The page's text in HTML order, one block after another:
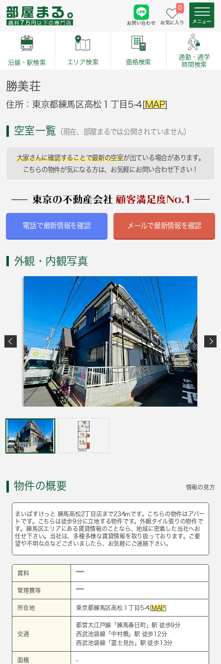
お問い合わせ
0
お気に入り
沿線・駅検索 エリア検索 価格検索
通勤・通学
時間検索
勝美荘
住所：東京都練馬区高松１丁目5-4[MAP]
空室一覧 （現在、部屋まるでは公開されていません）
大家さんに確認することで最新の空室が出ている場合があります。
こちらの物件が気になる方は、お気軽にお問い合わせ下さい！
電話で最新情報を確認 メールで最新情報を確認
外観・内観写真
物件の概要 情報の見方
まいばすけっと 練馬高松2丁目店まで234mです。こちらの物件はアパー
トです。こちらは徒歩9分に立地する物件です。外観タイル張りの物件で
す。練馬区エリアにある賃貸情報のことなら、地域に密着した当社へお
任せ下さい。当社は、多種多様な賃貸情報を取り扱っております。ご要
望や不明な点などございましたら、お気軽にご連絡下さい。
賃料 ****
管理費等 ****
所在地 東京都練馬区高松１丁目5-4[MAP]
交通
都営大江戸線 「 練馬春日町」駅 徒歩9分
西武池袋線 「 中村橋」駅 徒歩12分
西武池袋線 「 富士見台 」駅 徒歩13分
面積 -